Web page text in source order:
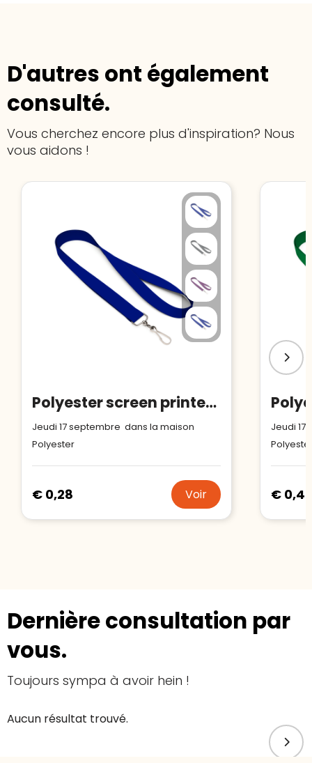
D'autres ont également
consulté.
Vous cherchez encore plus d'inspiration? Nous
vous aidons !
Polyester screen printed lanyard
Jeudi 17 septembre dans la maison
Polyester
€ 0,28 Voir
Jeudi
€
Dernière consultation par
vous.
Toujours sympa à avoir hein !
Aucun résultat trouvé.